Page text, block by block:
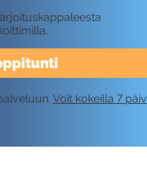
Voit kokeilla 7